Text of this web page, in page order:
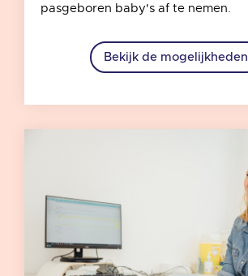
pasgeboren baby's af te nemen.
Bekijk de mogelijkheden